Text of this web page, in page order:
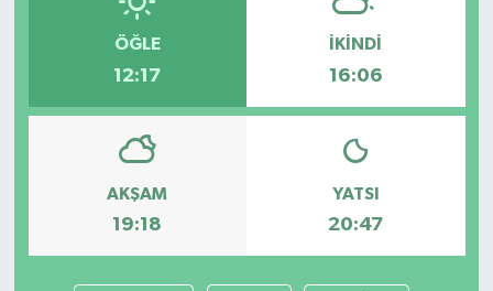
ÖĞLE
12:17
İKINDI
16:06
AKŞAM
19:18
YATSI
20:47
Siyaset
Türkiye